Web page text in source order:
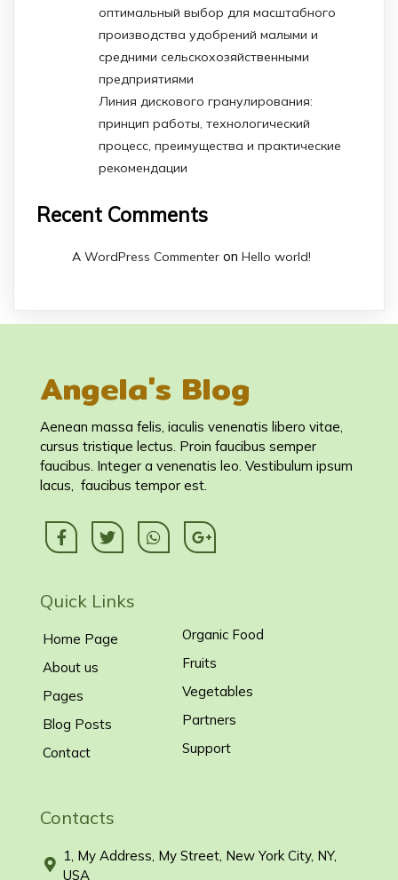
оптимальный выбор для масштабного
производства удобрений малыми и
средними сельскохозяйственными
предприятиями
Линия дискового гранулирования:
принцип работы, технологический
процесс, преимущества и практические
рекомендации
Recent Comments
A WordPress Commenter on Hello world!
Angela's Blog
Aenean massa felis, iaculis venenatis libero vitae,
cursus tristique lectus. Proin faucibus semper
faucibus. Integer a venenatis leo. Vestibulum ipsum
lacus, faucibus tempor est.
Quick Links
Home Page
About us
Pages
Blog Posts
Contact
Organic Food
Fruits
Vegetables
Partners
Support
Contacts
1, My Address, My Street, New York City, NY,
USA